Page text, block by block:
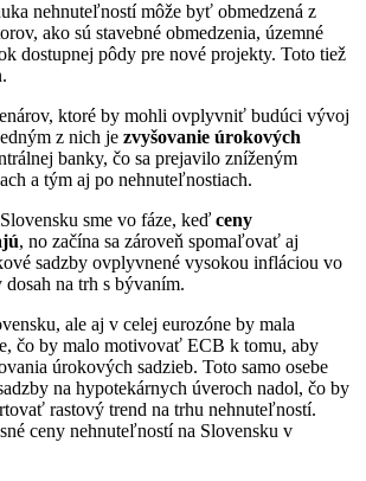
nehnuteľností môže byť obmedzená z
ako sú stavebné obmedzenia, územné
dostupnej pôdy pre nové projekty. Toto tiež
ktoré by mohli ovplyvniť budúci vývoj
z nich je zvyšovanie úrokových
banky, čo sa prejavilo zníženým
a tým aj po nehnuteľnostiach.
sme vo fáze, keď ceny
, no začína sa zároveň spomaľovať aj
sadzby ovplyvnené vysokou infláciou vo
na trh s bývaním.
ale aj v celej eurozóne by mala
čo by malo motivovať ECB k tomu, aby
úrokových sadzieb. Toto samo osebe
na hypotekárnych úveroch nadol, čo by
rastový trend na trhu nehnuteľností.
ceny nehnuteľností na Slovensku v